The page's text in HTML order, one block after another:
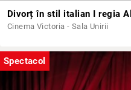
Cinema Victoria - Sala Unirii
Spectacol